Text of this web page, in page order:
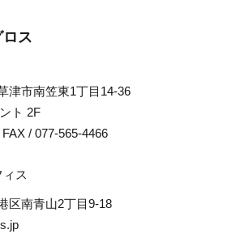
ス
津市南笠東1丁目14-36
ト 2F
/ 077-565-4466
ス
区南青山2丁目9-18